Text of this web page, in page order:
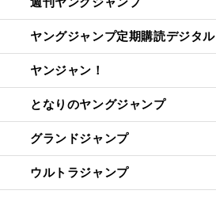
ヤングジャンプ定期購読デジタル
ヤンジャン！
となりのヤングジャンプ
グランドジャンプ
ウルトラジャンプ